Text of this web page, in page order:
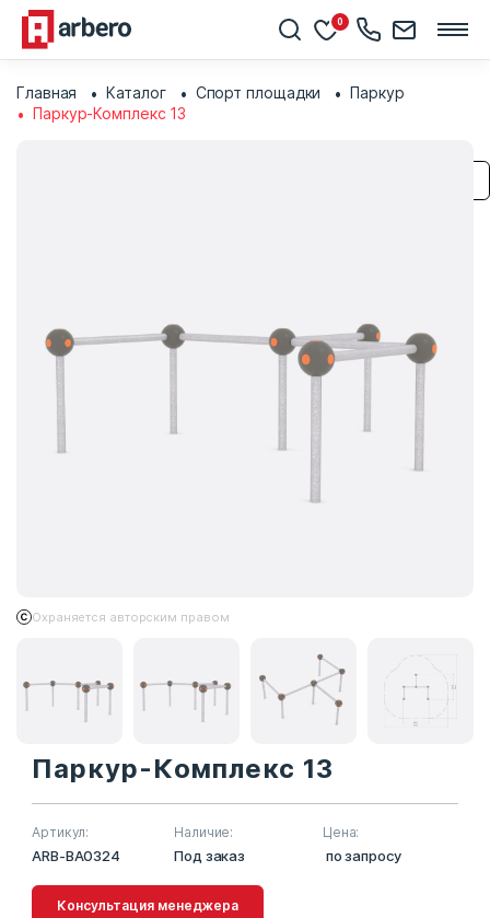
0
Главная Каталог Спорт площадки
Паркур
Паркур-Комплекс 13
Охраняется авторским правом
Паркур-Комплекс 13
Артикул:
ARB-BA0324
Наличие:
Под заказ
Цена:
по запросу
Консультация менеджера